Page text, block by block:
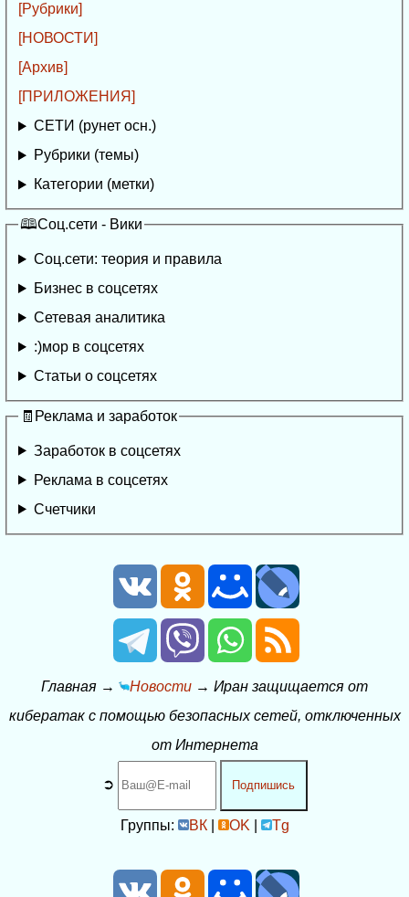
[Рубрики]
[НОВОСТИ]
[Архив]
[ПРИЛОЖЕНИЯ]
СЕТИ (рунет осн.)
Рубрики (темы)
Категории (метки)
🕮Соц.сети - Вики
Соц.сети: теория и правила
Бизнес в соцсетях
Сетевая аналитика
:)мор в соцсетях
Статьи о соцсетях
🧾Реклама и заработок
Заработок в соцсетях
Реклама в соцсетях
Счетчики
Главная → Новости → Иран защищается от
кибератак с помощью безопасных сетей, отключенных
от Интернета
➲ Подпишись
Группы: ВК| OK Tg